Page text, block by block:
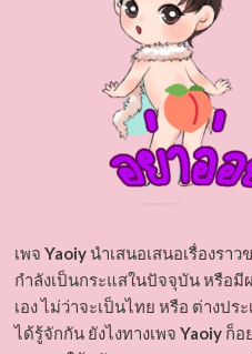
เพจ Yaoiyนำเสนอเสนอเรื่องรา
กำลังเป็นกระแสในปัจจุบัน หรือ
เอง ไม่ว่าจะเป็นไทย หรือ ต่างปร
ได้รู้จักกัน ยังไงทางเพจ Yaoiyก็อ